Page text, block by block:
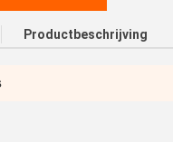
Productbeschrijving